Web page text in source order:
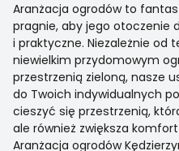
Aranżacja ogrodów to
pragnie, aby jego otoczenie
i praktyczne. Niezależnie od
niewielkim przydomowym
przestrzenią zieloną, nasze
do Twoich indywidualnych
cieszyć się przestrzenią,
ale również zwiększa
Aranżacja ogrodów